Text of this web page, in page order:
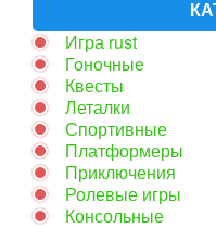
Игра rust
Гоночные
Квесты
Леталки
Спортивные
Платформеры
Приключения
Ролевые игры
Консольные